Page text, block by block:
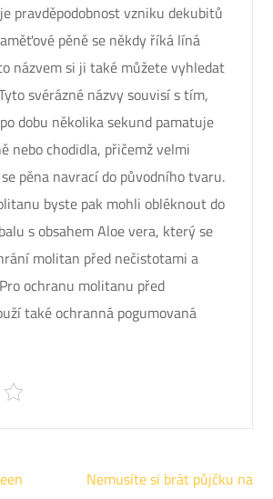
pravděpodobnost vzniku dekubitů
pěně se někdy říká líná
názvem si ji také můžete vyhledat
svérázné názvy souvisí s tím,
dobu několika sekund pamatuje
nebo chodidla, přičemž velmi
pěna navrací do původního tvaru.
byste pak mohli obléknout do
s obsahem Aloe vera, který se
molitan před nečistotami a
ochranu molitanu před
také ochranná pogumovaná
Nemusíte si brát půjčku na